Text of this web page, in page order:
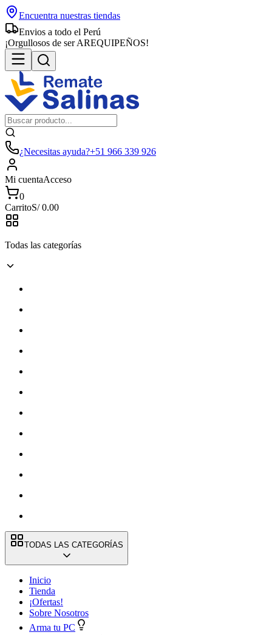
Encuentra nuestras tiendas
Envios a todo el Perú
¡Orgullosos de ser AREQUIPEÑOS!
¿Necesitas ayuda?+51 966 339 926
Mi cuentaAcceso
0
CarritoS/0.00
Todas las categorías
TODAS LAS CATEGORÍAS
Inicio
Tienda
¡Ofertas!
Sobre Nosotros
Arma tu PC